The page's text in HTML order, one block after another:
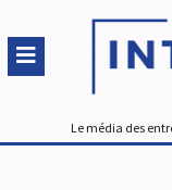
Le média des